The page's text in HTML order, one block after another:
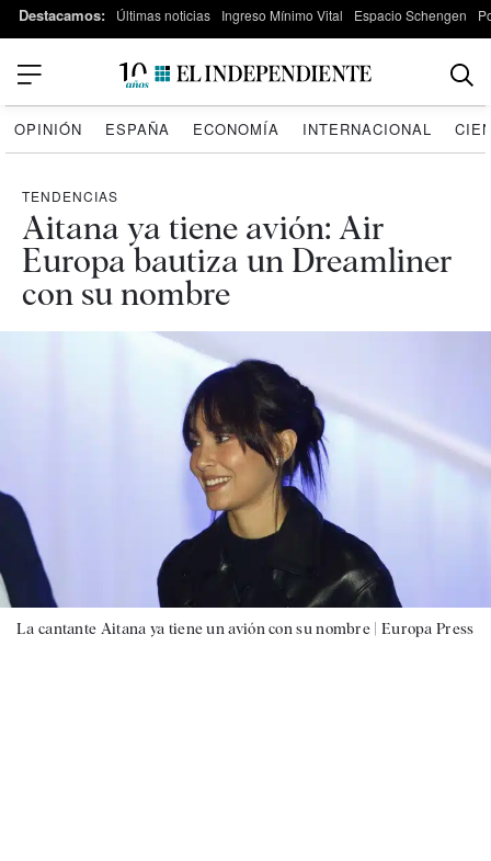
Destacamos: Últimas noticias Ingreso Mínimo Vital Espacio Schengen
OPINIÓN ESPAÑA ECONOMÍA INTERNACIONAL
TENDENCIAS
Aitana ya tiene avión: Air
Europa bautiza un Dreamliner
con su nombre
La cantante Aitana ya tiene un avión con su nombre | Europa Press